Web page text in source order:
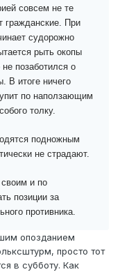
совсем не те
гражданские. При
судорожно
рыть окопы
позаботился о
В итоге ничего
по наползающим
толку.
подножным
не страдают.
и по
позиции за
противника.
опозданием
просто тот
в субботу. Как